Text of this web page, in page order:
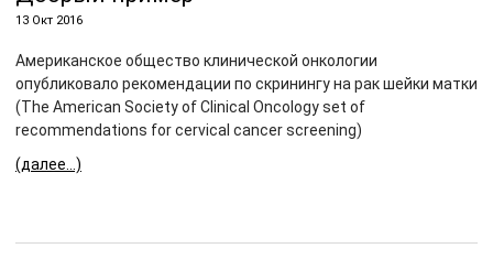
13 Окт 2016
Американское общество клинической онкологии
опубликовало рекомендации по скринингу на рак шейки матки
(The American Society of Clinical Oncology set of
recommendations for cervical cancer screening)
(далее…)